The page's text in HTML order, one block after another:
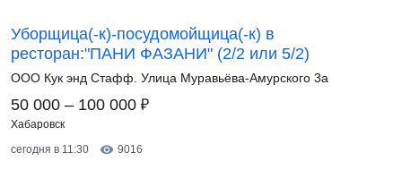
Уборщица(-к)-посудомойщица(-к) в
ресторан:"ПАНИ ФАЗАНИ" (2/2 или 5/2)
ООО Кук энд Стафф. Улица Муравьёва-Амурского 3а
50 000 – 100 000 ₽
Хабаровск
сегодня в 11:30
9016